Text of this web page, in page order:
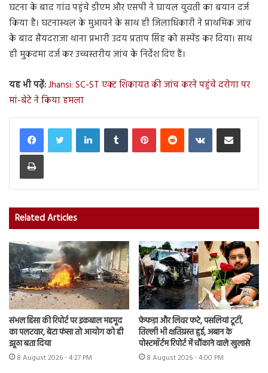
घटना के बाद गांव पहुंचे डीएम और एसपी ने घायल युवती का बयान दर्ज
किया है। घटनास्थल के मुआयने के साथ ही जिलाधिकारी ने प्राथमिक जांच
के बाद सैयदराजा थाना प्रभारी उदय प्रताप सिंह को सस्पेंड कर दिया। साथ
ही मुकदमा दर्ज कर उच्चस्तरीय जांच के निर्देश दिए हैं।
यह भी पढ़ें:Jhansi: SC-ST एक्ट शिकायत की जांच करने पहुंचे दरोगा पर
मां-बेटे ने किया हमला
LinkedInTumblr PinterestReddit VKontakteShare via Email
Print
Related Articles
संभल हिंसा की रिपोर्ट पर इकबाल महमूद
का पलटवार, बेटा फंसा तो आयोग को ही
झूठा बता दिया
8 August 2026 - 4:27 PM
फेफड़ा और लिवर फटे, पसलियां टूटीं,
तिल्ली भी क्षतिग्रस्त हुई, अबान के
पोस्टमॉर्टम रिपोर्ट में चौंकाने वाले खुलासे
8 August 2026 - 4:00 PM